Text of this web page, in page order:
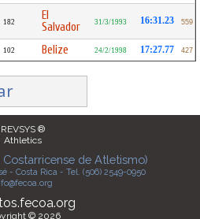
182
El
Salvador
31/3/1993 16:31.23 559
102 Belize 24/2/1998 17:27.77 427
REVSYS ®
Athletics
Costarricense de Atletismo)
- Costa Rica - Tel. (506) 2549-0950
© 2026